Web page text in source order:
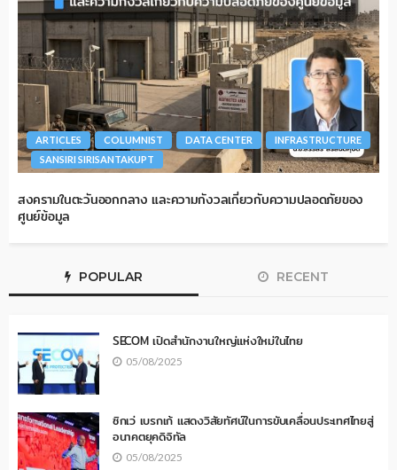
ARTICLES COLUMNIST DATA CENTER
INFRASTRUCTURE
SANSIRI SIRISANTAKUPT
สงครามในตะวันออกกลาง และความกังวลเกี่ยวกับความปลอดภัยของ
ศูนย์ข้อมูล
POPULAR RECENT
SECOM เปิดสำนักงานใหญ่แห่งใหม่ในไทย
05/08/2025
ซิกเว่ เบรกเก้ แสดงวิสัยทัศน์ในการขับเคลื่อนประเทศไทยสู่
อนาคตยุคดิจิทัล
05/08/2025